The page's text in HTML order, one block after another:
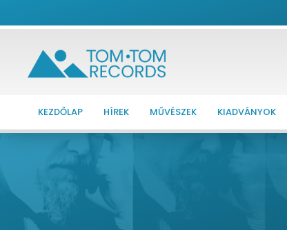
KEZDŐLAP HÍREK MŰVÉSZEK KIADVÁNYOK